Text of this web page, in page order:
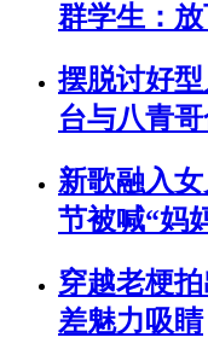
群学生：
摆脱讨好
台与八青
新歌融入
节被喊“妈
穿越老梗
差魅力吸睛